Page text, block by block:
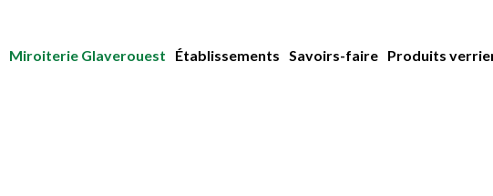
Miroiterie Glaverouest Établissements Savoirs-faire Produits